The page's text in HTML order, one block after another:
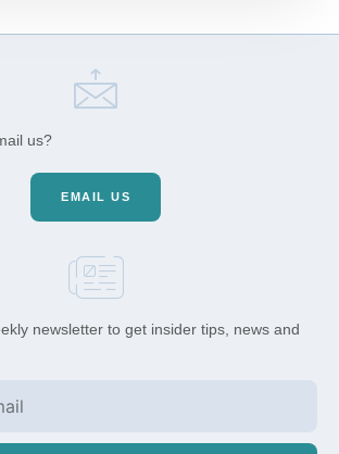
us?
EMAIL US
newsletter to get insider tips, news and